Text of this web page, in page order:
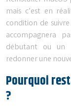
mais c’est en
condition de
accompagnera
débutant ou un
redonner une
Pourquoi
?